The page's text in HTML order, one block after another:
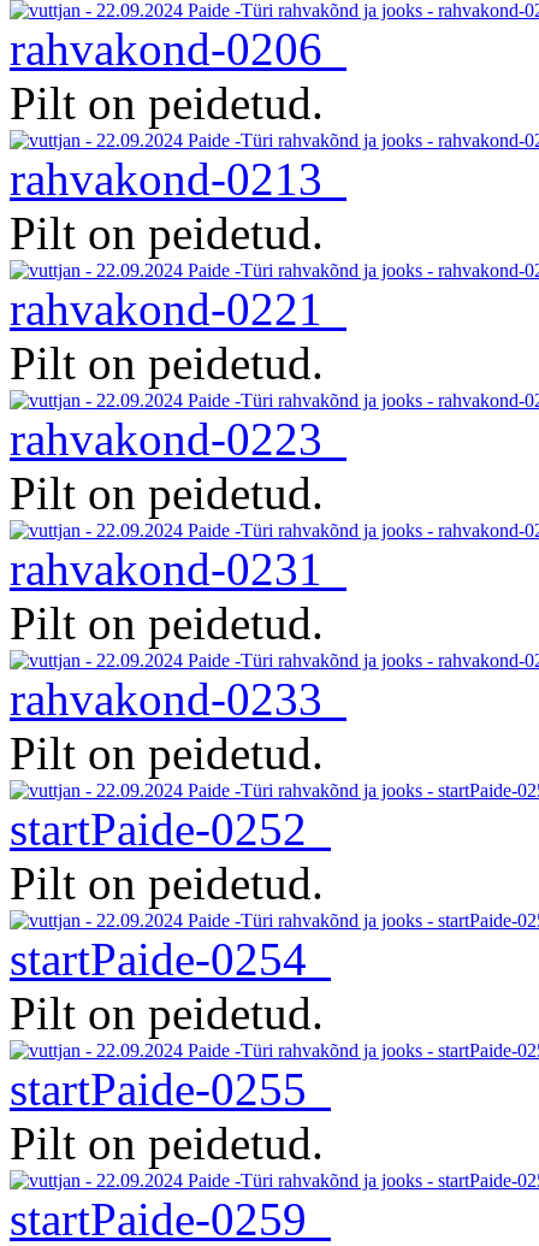
rahvakond-0206
Pilt on peidetud.
rahvakond-0213
Pilt on peidetud.
rahvakond-0221
Pilt on peidetud.
rahvakond-0223
Pilt on peidetud.
rahvakond-0231
Pilt on peidetud.
rahvakond-0233
Pilt on peidetud.
startPaide-0252
Pilt on peidetud.
startPaide-0254
Pilt on peidetud.
startPaide-0255
Pilt on peidetud.
startPaide-0259